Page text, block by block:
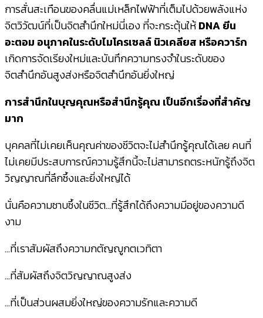
การสั่นสะเทือนของคลื่นแม่เหล็กไฟฟ้าที่เต็มไปด้วยพลังแห่ง
จิตวิวัฒน์ที่เป็นจิตสำนึกใหม่นี่เอง ที่จะกระตุ้นให้DNA ยีน
อะตอม อนุภาคในระดับไมโครเซลล์ นิวเคลียส หรือควาร์ก
เกิดการจัดเรียงใหม่และบันทึกความทรงจำในระดับของ
จิตสำนึกอันสูงส่งหรือจิตสำนึกอันยิ่งใหญ่
การสำนึกในบุญคุณหรือสำนึกรู้คุณ เป็นอีกเรื่องที่สำคัญ
มาก
บุคคลที่ไม่เคยเห็นคุณค่าของชีวิตจะไม่สำนึกรู้คุณได้เลย คนที่
ไม่เคยมีประสบการณ์ความรู้สึกนี้จะไม่สามารถตระหนักรู้ถึงจิต
วิญญาณที่ลึกซึ้งและยิ่งใหญ่ได้
นั่นคือความซาบซึ้งในชีวิต…ที่รู้สึกได้ถึงความมีอยู่ของความดี
งาม
…ที่เราสัมผัสถึงความกตัญญูกตเวทิตา
…ที่สัมผัสถึงจิตวิญญาณสูงส่ง
…ที่เป็นส่วนผสมยิ่งใหญ่ของความรักและความดี